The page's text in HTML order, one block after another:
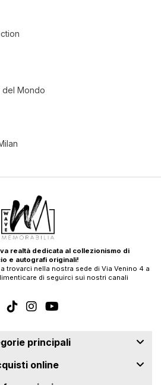
del Mondo
realtà dedicata al collezionismo di
e autografi originali!
trovarci nella nostra sede di Via Venino 4 a
di seguirci sui nostri canali
principali
online